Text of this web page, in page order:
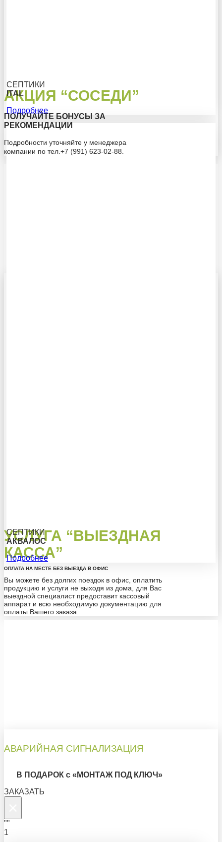
АКЦИЯ “СОСЕДИ”
ПОЛУЧАЙТЕ БОНУСЫ ЗА
РЕКОМЕНДАЦИИ
Подробности уточняйте у менеджера
компании по тел.+7 (991) 623-02-88.
УСЛУГА “ВЫЕЗДНАЯ
КАССА”
ОПЛАТА НА МЕСТЕ БЕЗ ВЫЕЗДА В ОФИС
Вы можете без долгих поездок в офис, оплатить
продукцию и услуги не выходя из дома, для Вас
выездной специалист предоставит кассовый
аппарат и всю необходимую документацию для
оплаты Вашего заказа.
СЕПТИКИ
ITAL
Подробнее
СЕПТИКИ
АКВАЛОС
Подробнее
АВАРИЙНАЯ СИГНАЛИЗАЦИЯ
В ПОДАРОК с «МОНТАЖ ПОД КЛЮЧ»
ЗАКАЗАТЬ
""
1